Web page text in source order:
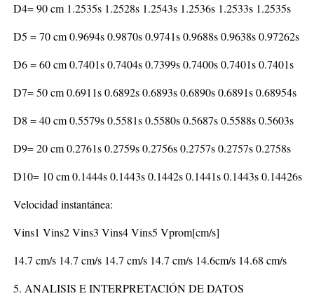
D4= 90 cm 1.2535s 1.2528s 1.2543s 1.2536s 1.2533s 1.2535s
D5 = 70 cm 0.9694s 0.9870s 0.9741s 0.9688s 0.9638s 0.97262s
D6 = 60 cm 0.7401s 0.7404s 0.7399s 0.7400s 0.7401s 0.7401s
D7= 50 cm 0.6911s 0.6892s 0.6893s 0.6890s 0.6891s 0.68954s
D8 = 40 cm 0.5579s 0.5581s 0.5580s 0.5687s 0.5588s 0.5603s
D9= 20 cm 0.2761s 0.2759s 0.2756s 0.2757s 0.2757s 0.2758s
D10= 10 cm 0.1444s 0.1443s 0.1442s 0.1441s 0.1443s 0.14426s
Velocidad instantánea:
Vins1 Vins2 Vins3 Vins4 Vins5 Vprom[cm/s]
14.7 cm/s 14.7 cm/s 14.7 cm/s 14.7 cm/s 14.6cm/s 14.68 cm/s
5. ANALISIS E INTERPRETACIÓN DE DATOS